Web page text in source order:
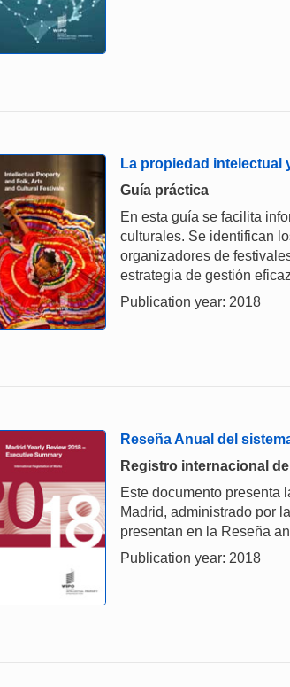
La propiedad
Guía práctica
En esta guía se facilita
culturales. Se identifican
organizadores de
estrategia de gestión
Publication year: 2018
Reseña Anual del
Registro internacional
Este documento presenta
Madrid, administrado por
presentan en la Reseña
Publication year: 2018